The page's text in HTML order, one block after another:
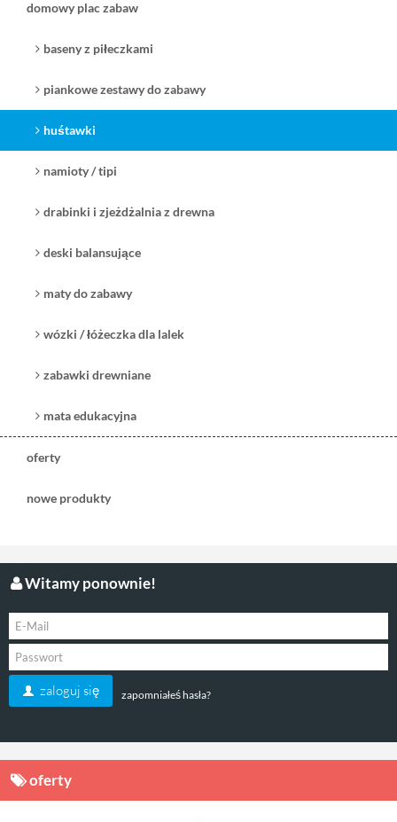
domowy plac zabaw
baseny z piłeczkami
piankowe zestawy do zabawy
huśtawki
namioty / tipi
drabinki i zjeżdżalnia z drewna
deski balansujące
maty do zabawy
wózki / łóżeczka dla lalek
zabawki drewniane
mata edukacyjna
oferty
nowe produkty
Witamy ponownie!
zaloguj się zapomniałeś hasła?
oferty